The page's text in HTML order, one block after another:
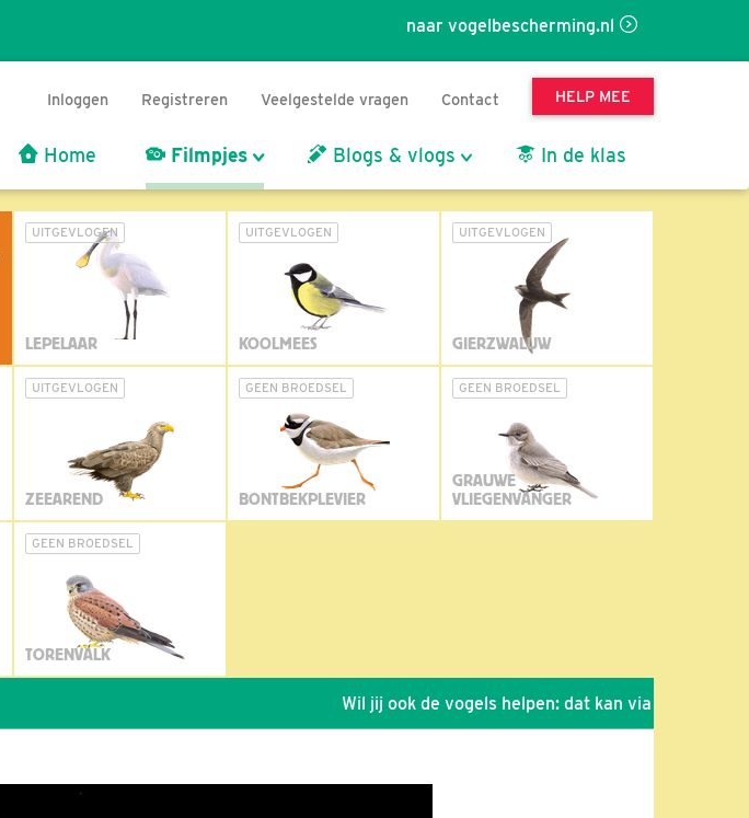
naar vogelbescherming.nl
Inloggen Registreren Veelgestelde vragen Contact HELP MEE
Home Filmpjes Blogs & vlogs In de klas
UITGEVLOGEN
LEPELAAR
UITGEVLOGEN
KOOLMEES
UITGEVLOGEN
GIERZWALUW
UITGEVLOGEN
ZEEAREND
GEEN BROEDSEL
BONTBEKPLEVIER
GEEN BROEDSEL
GRAUWE
VLIEGENVANGER
GEEN BROEDSEL
TORENVALK
Wil jij ook de vogels helpen: dat kan via de link!